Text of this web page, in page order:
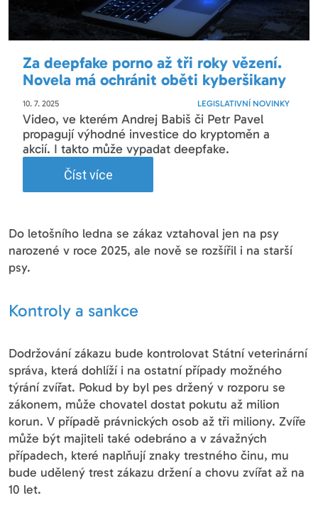
Za deepfake porno až tři roky vězení.
Novela má ochránit oběti kyberšikany
10. 7. 2025 LEGISLATIVNÍ NOVINKY
Video, ve kterém Andrej Babiš či Petr Pavel
propagují výhodné investice do kryptoměn a
akcií. I takto může vypadat deepfake.
Číst více
Do letošního ledna se zákaz vztahoval jen na psy
narozené v roce 2025, ale nově se rozšířil i na starší
psy.
Kontroly a sankce
Dodržování zákazu bude kontrolovat Státní veterinární
správa, která dohlíží i na ostatní případy možného
týrání zvířat. Pokud by byl pes držený v rozporu se
zákonem, může chovatel dostat pokutu až milion
korun. V případě právnických osob až tři miliony. Zvíře
může být majiteli také odebráno a v závažných
případech, které naplňují znaky trestného činu, mu
bude udělený trest zákazu držení a chovu zvířat až na
10 let.